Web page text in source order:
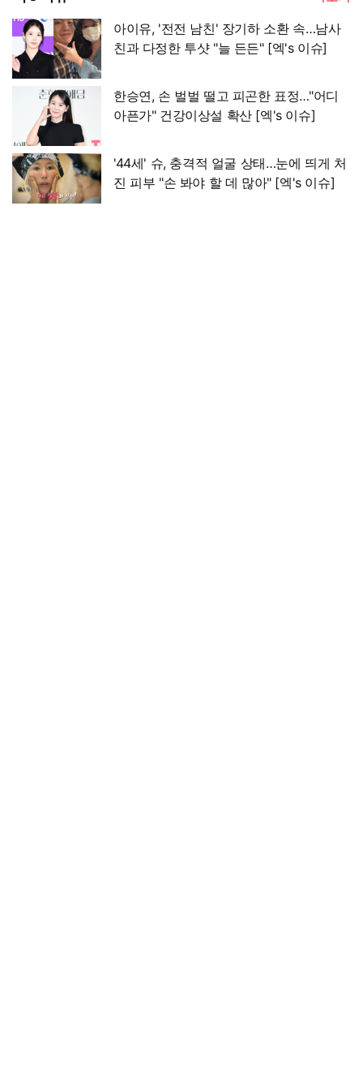
아이유, '전전 남친' 장기하 소환 속…남사
친과 다정한 투샷 "늘 든든" [엑's 이슈]
한승연, 손 벌벌 떨고 피곤한 표정…"어디
아픈가" 건강이상설 확산 [엑's 이슈]
'44세' 슈, 충격적 얼굴 상태…눈에 띄게 처
진 피부 "손 봐야 할 데 많아" [엑's 이슈]